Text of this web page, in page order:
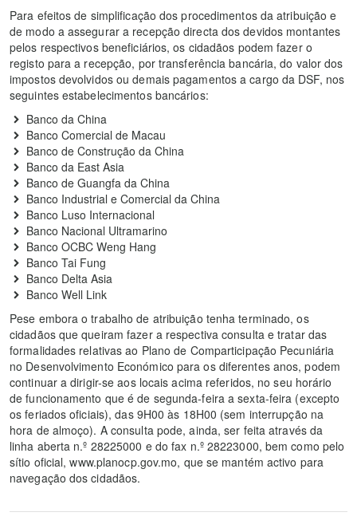
Para efeitos de simplificação dos procedimentos da atribuição e
de modo a assegurar a recepção directa dos devidos montantes
pelos respectivos beneficiários, os cidadãos podem fazer o
registo para a recepção, por transferência bancária, do valor dos
impostos devolvidos ou demais pagamentos a cargo da DSF, nos
seguintes estabelecimentos bancários:
Banco da China
Banco Comercial de Macau
Banco de Construção da China
Banco da East Asia
Banco de Guangfa da China
Banco Industrial e Comercial da China
Banco Luso Internacional
Banco Nacional Ultramarino
Banco OCBC Weng Hang
Banco Tai Fung
Banco Delta Asia
Banco Well Link
Pese embora o trabalho de atribuição tenha terminado, os
cidadãos que queiram fazer a respectiva consulta e tratar das
formalidades relativas ao Plano de Comparticipação Pecuniária
no Desenvolvimento Económico para os diferentes anos, podem
continuar a dirigir-se aos locais acima referidos, no seu horário
de funcionamento que é de segunda-feira a sexta-feira (excepto
os feriados oficiais), das 9H00 às 18H00 (sem interrupção na
hora de almoço). A consulta pode, ainda, ser feita através da
linha aberta n.º 28225000 e do fax n.º 28223000, bem como pelo
sítio oficial, www.planocp.gov.mo, que se mantém activo para
navegação dos cidadãos.